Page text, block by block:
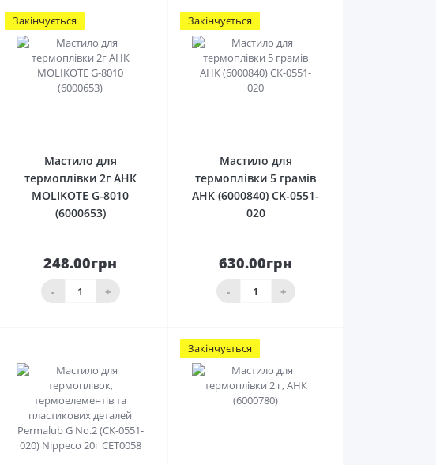
Закінчується
Мастило для
термоплівки 2г АНК
MOLIKOTE G-8010
(6000653)
248.00грн
- +
До кошика
Закінчується
Мастило для
термоплівки 5 грамів
АНК (6000840) CK-0551-
020
630.00грн
- +
До кошика
Закінчується